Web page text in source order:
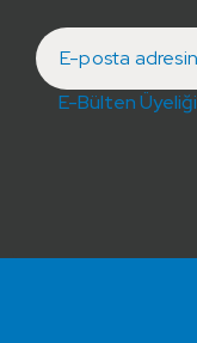
E-Bülten